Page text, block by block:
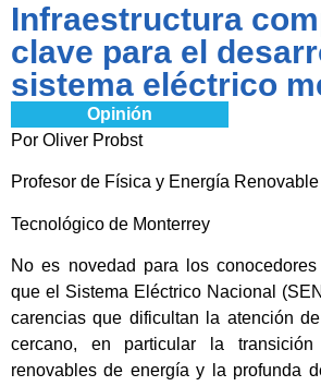
Infraestructura
clave para el
sistema eléctrico
Opinión
Por Oliver Probst
Profesor de Física y Energía Renovable
Tecnológico de Monterrey
No es novedad para los
que el Sistema Eléctrico Nacional
carencias que dificultan la atención
cercano, en particular la
renovables de energía y la profunda